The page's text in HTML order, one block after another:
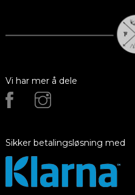
Vi har mer å dele
Sikker betalingsløsning med